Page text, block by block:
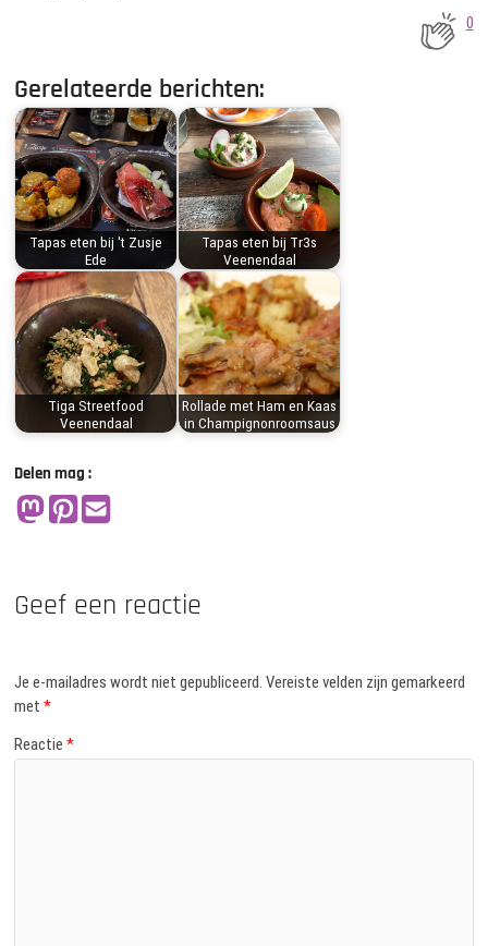
0
Gerelateerde berichten:
Tapas eten bij 't Zusje
Ede
Tapas eten bij Tr3s
Veenendaal
Tiga Streetfood
Veenendaal
Rollade met Ham en Kaas
in Champignonroomsaus
Delen mag :
Geef een reactie
Je e-mailadres wordt niet gepubliceerd. Vereiste velden zijn gemarkeerd
met*
Reactie*